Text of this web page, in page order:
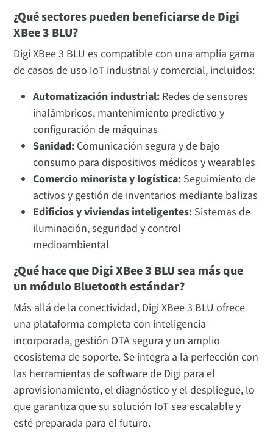
¿Qué sectores pueden beneficiarse de Digi
XBee 3 BLU?
Digi XBee 3 BLU es compatible con una amplia gama
de casos de uso IoT industrial y comercial, incluidos:
Automatización industrial: Redes de sensores
inalámbricos, mantenimiento predictivo y
configuración de máquinas
Sanidad: Comunicación segura y de bajo
consumo para dispositivos médicos y wearables
Comercio minorista y logística: Seguimiento de
activos y gestión de inventarios mediante balizas
Edificios y viviendas inteligentes: Sistemas de
iluminación, seguridad y control
medioambiental
¿Qué hace que Digi XBee 3 BLU sea más que
un módulo Bluetooth estándar?
Más allá de la conectividad, Digi XBee 3 BLU ofrece
una plataforma completa con inteligencia
incorporada, gestión OTA segura y un amplio
ecosistema de soporte. Se integra a la perfección con
las herramientas de software de Digi para el
aprovisionamiento, el diagnóstico y el despliegue, lo
que garantiza que su solución IoT sea escalable y
esté preparada para el futuro.